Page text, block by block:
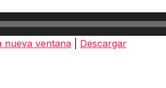
nueva ventana Descargar